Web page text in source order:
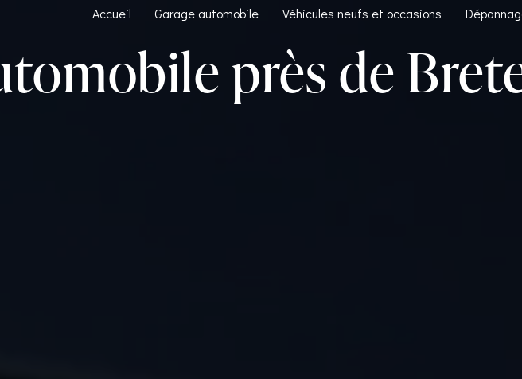
Accueil Garage automobile Véhicules neufs et occasions
près de